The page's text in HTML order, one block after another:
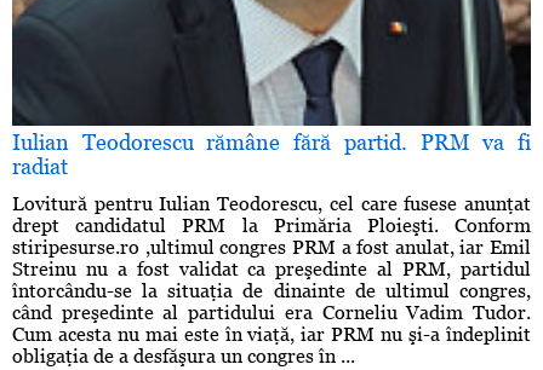
Iulian Teodorescu rămâne fără partid. PRM va fi
radiat
Lovitură pentru Iulian Teodorescu, cel care fusese anunţat
drept candidatul PRM la Primăria Ploieşti. Conform
stiripesurse.ro ,ultimul congres PRM a fost anulat, iar Emil
Streinu nu a fost validat ca preşedinte al PRM, partidul
întorcându-se la situaţia de dinainte de ultimul congres,
când preşedinte al partidului era Corneliu Vadim Tudor.
Cum acesta nu mai este în viaţă, iar PRM nu şi-a îndeplinit
obligaţia de a desfăşura un congres în ...